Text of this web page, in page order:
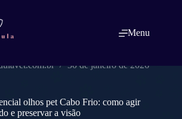
Menu
30 de janeiro de 2026
olhos pet Cabo Frio: como agir
e preservar a visão